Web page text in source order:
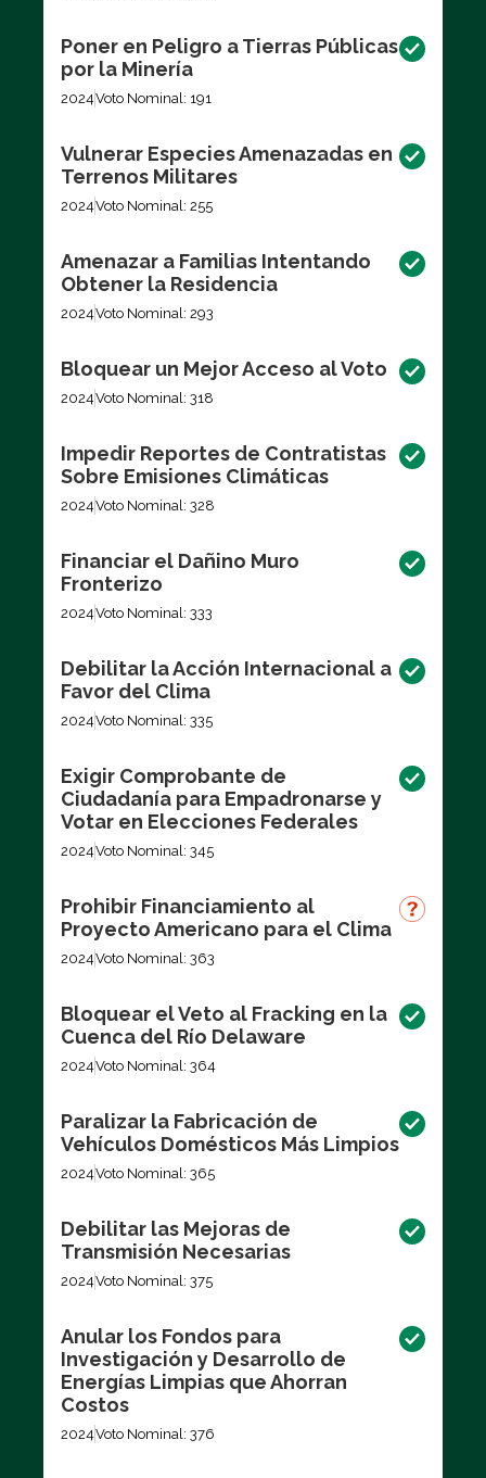
Poner en Peligro a Tierras Públicas
por la Minería
2024Voto Nominal: 191
Vulnerar Especies Amenazadas en
Terrenos Militares
2024Voto Nominal: 255
Amenazar a Familias Intentando
Obtener la Residencia
2024Voto Nominal: 293
Bloquear un Mejor Acceso al Voto
2024Voto Nominal: 318
Impedir Reportes de Contratistas
Sobre Emisiones Climáticas
2024Voto Nominal: 328
Financiar el Dañino Muro
Fronterizo
2024Voto Nominal: 333
Debilitar la Acción Internacional a
Favor del Clima
2024Voto Nominal: 335
Exigir Comprobante de
Ciudadanía para Empadronarse y
Votar en Elecciones Federales
2024Voto Nominal: 345
Prohibir Financiamiento al
Proyecto Americano para el Clima
2024Voto Nominal: 363
Bloquear el Veto al Fracking en la
Cuenca del Río Delaware
2024Voto Nominal: 364
Paralizar la Fabricación de
Vehículos Domésticos Más Limpios
2024Voto Nominal: 365
Debilitar las Mejoras de
Transmisión Necesarias
2024Voto Nominal: 375
Anular los Fondos para
Investigación y Desarrollo de
Energías Limpias que Ahorran
Costos
2024Voto Nominal: 376